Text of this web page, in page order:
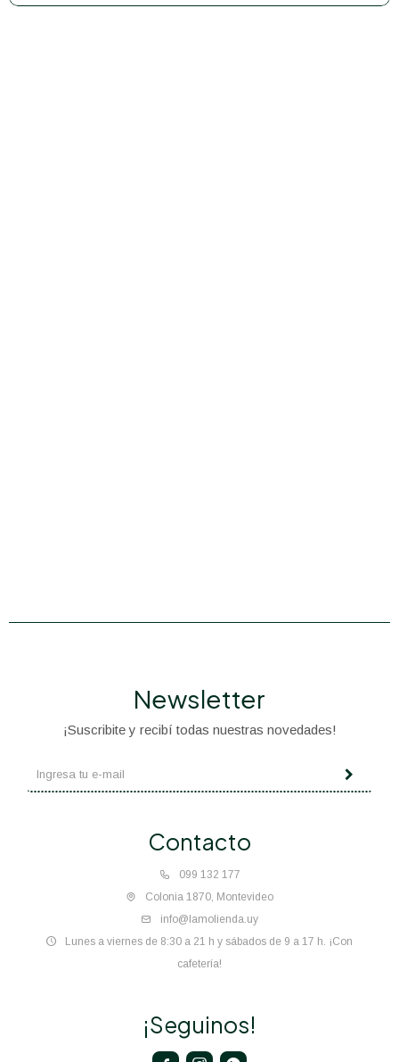
Contacto
099 132 177
Colonia 1870, Montevideo
info@lamolienda.uy
Lunes a viernes de 8:30 a 21 h y sábados de 9 a 17 h. ¡Con
cafetería!
Newsletter
¡Suscribite y recibí todas nuestras novedades!
¡Seguinos!